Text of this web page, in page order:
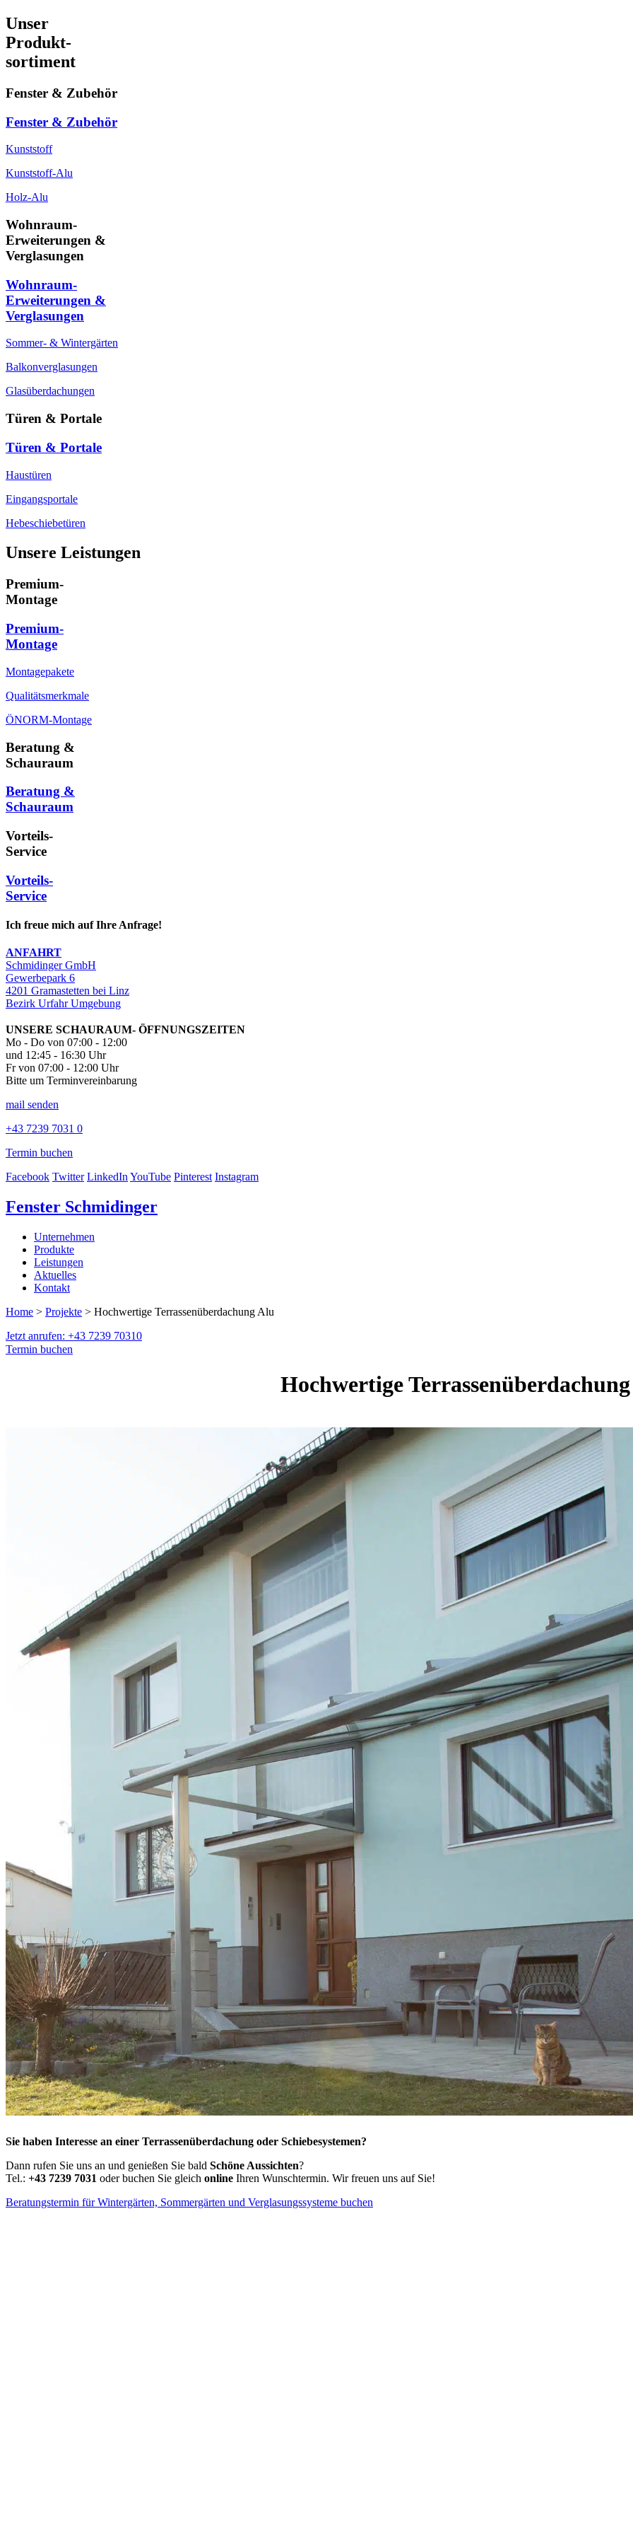
Unser
Produkt-
sortiment
Fenster & Zubehör
Fenster & Zubehör
Kunststoff
Kunststoff-Alu
Holz-Alu
Wohnraum-
Erweiterungen &
Verglasungen
Wohnraum-
Erweiterungen &
Verglasungen
Sommer- & Wintergärten
Balkonverglasungen
Glasüberdachungen
Türen & Portale
Türen & Portale
Haustüren
Eingangsportale
Hebeschiebetüren
Unsere Leistungen
Premium-
Montage
Premium-
Montage
Montagepakete
Qualitätsmerkmale
ÖNORM-Montage
Beratung &
Schauraum
Beratung &
Schauraum
Vorteils-
Service
Vorteils-
Service
Ich freue mich auf Ihre Anfrage!
ANFAHRT
Schmidinger GmbH
Gewerbepark 6
4201 Gramastetten bei Linz
Bezirk Urfahr Umgebung
UNSERE SCHAURAUM- ÖFFNUNGSZEITEN
Mo - Do von 07:00 - 12:00
und 12:45 - 16:30 Uhr
Fr von 07:00 - 12:00 Uhr
Bitte um Terminvereinbarung
mail senden
+43 7239 7031 0
Termin buchen
Facebook Twitter LinkedInYouTube Pinterest Instagram
Fenster Schmidinger
Unternehmen
Produkte
Leistungen
Aktuelles
Kontakt
Home > Projekte > Hochwertige Terrassenüberdachung Alu
Jetzt anrufen: +43 7239 70310
Termin buchen
Hochwertige
Sie haben Interesse an einer Terrassenüberdachung oder Schiebesystemen?
Dann rufen Sie uns an und genießen Sie bald Schöne Aussichten?
Tel.: +43 7239 7031 oder buchen Sie gleich online Ihren Wunschtermin. Wir freuen uns auf Sie!
Beratungstermin für Wintergärten, Sommergärten und Verglasungssysteme buchen